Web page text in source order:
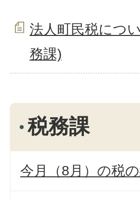
法人町民税につ
務課)
税務課
今月（8月）の税